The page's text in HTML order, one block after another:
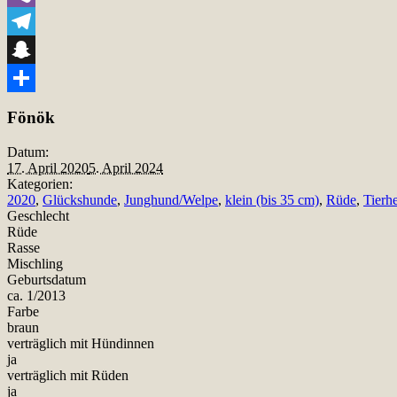
Viber
Telegram
Snapchat
Fönök
Datum:
17. April 20205. April 2024
Kategorien:
2020, Glückshunde, Junghund/Welpe, klein (bis 35 cm), Rüde,
Geschlecht
Rüde
Rasse
Mischling
Geburtsdatum
ca. 1/2013
Farbe
braun
verträglich mit Hündinnen
ja
verträglich mit Rüden
ja